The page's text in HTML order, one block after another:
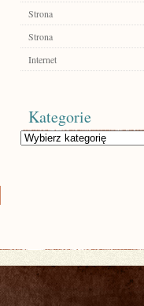
Strona
Strona
Internet
Kategorie
Kategorie